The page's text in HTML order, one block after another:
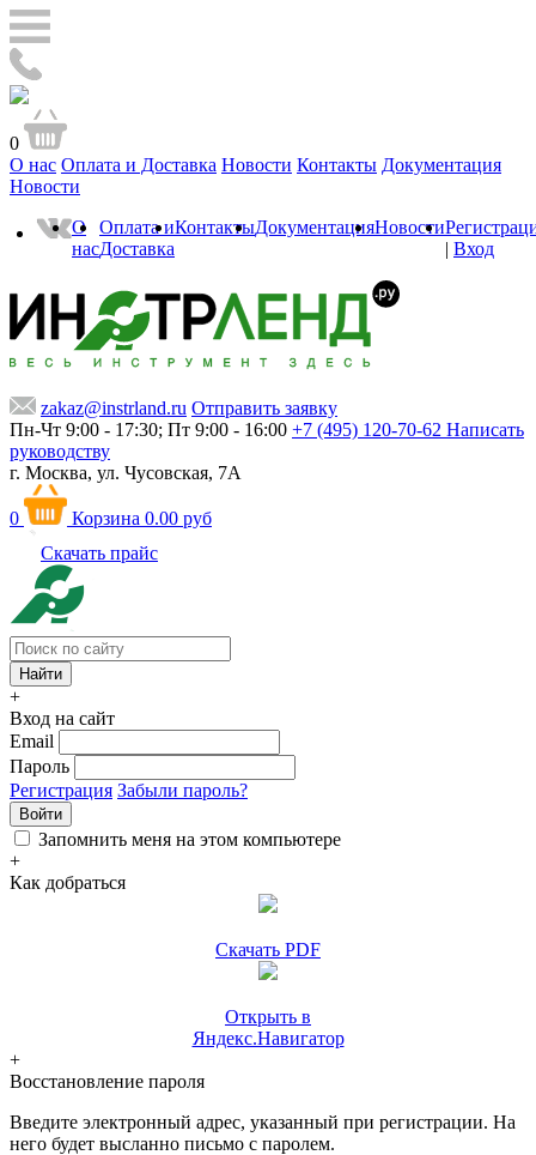
0
О нас Оплата и Доставка Новости Контакты Документация
Новости
О
нас
Оплата и
Доставка
КонтактыДокументацияНовости
| Вход
zakaz@instrland.ru Отправить заявку
Пн-Чт 9:00 - 17:30; Пт 9:00 - 16:00 +7 (495) 120-70-62 Написать
руководству
г. Москва, ул. Чусовская, 7А
0 Корзина 0.00 руб
Скачать прайс
+
Вход на сайт
Email
Пароль
Регистрация Забыли пароль?
Войти
Запомнить меня на этом компьютере
+
Как добраться
Скачать PDF
Открыть в
Яндекс.Навигатор
+
Восстановление пароля
Введите электронный адрес, указанный при регистрации. На
него будет высланно письмо с паролем.